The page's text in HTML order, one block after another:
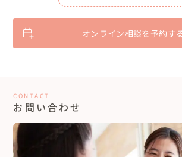
オンライン相談を予約す
CONTACT
お問い合わせ